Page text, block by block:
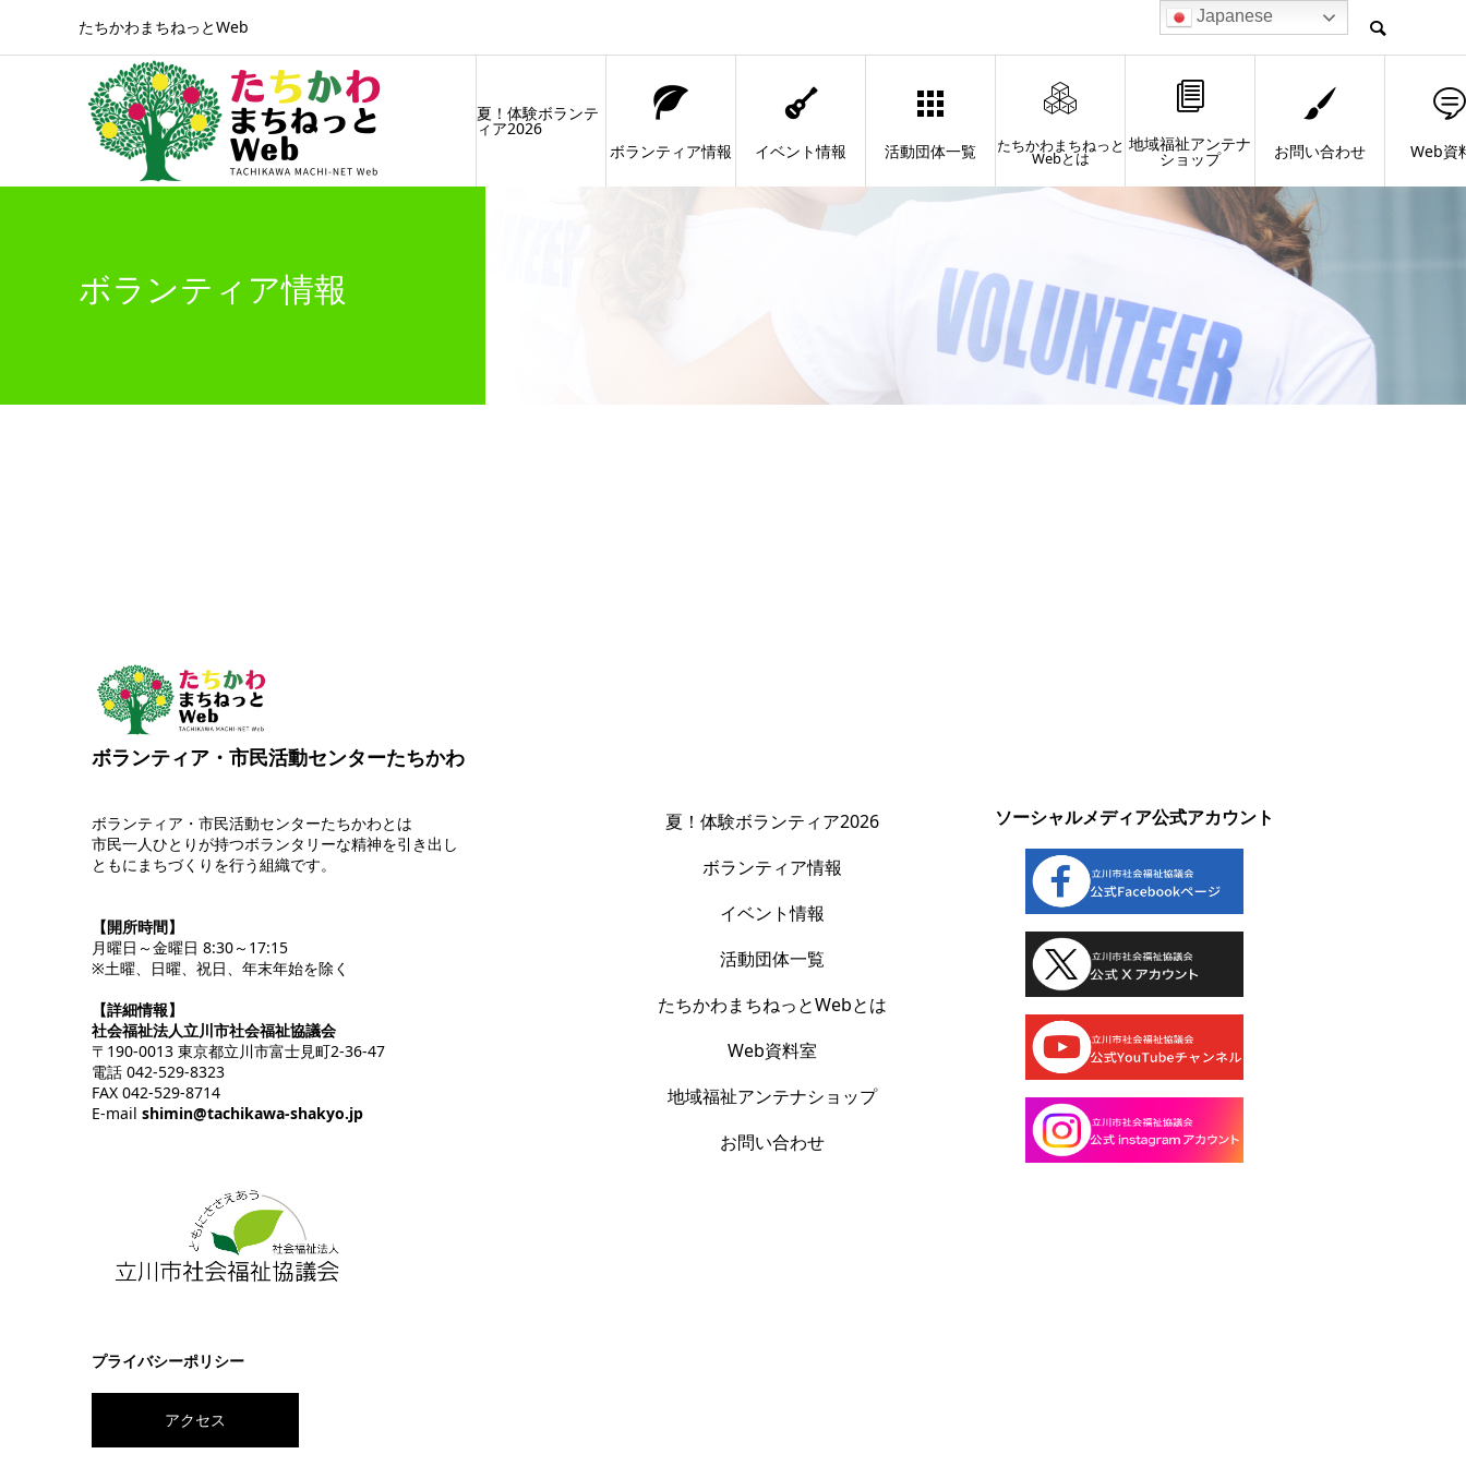
たちかわまちねっとWeb
夏！体験ボランテ
ィア2026
ボランティア情報
イベント情報 活動団体一覧 たちかわまちねっと
Webとは
地域福祉アンテナ
ショップ お問い合わせ Web資
ボランティア情報
ボランティア・市民活動センターたちかわ
ボランティア・市民活動センターたちかわとは
市民一人ひとりが持つボランタリーな精神を引き出し
ともにまちづくりを行う組織です。
【開所時間】
月曜日～金曜日 8:30～17:15
※土曜、日曜、祝日、年末年始を除く
【詳細情報】
社会福祉法人立川市社会福祉協議会
〒190-0013 東京都立川市富士見町2-36-47
電話 042-529-8323
FAX 042-529-8714
E-mail shimin@tachikawa-shakyo.jp
プライバシーポリシー
アクセス
夏！体験ボランティア2026
ボランティア情報
イベント情報
活動団体一覧
たちかわまちねっとWebとは
Web資料室
地域福祉アンテナショップ
お問い合わせ
ソーシャルメディア公式アカウント
Japanese